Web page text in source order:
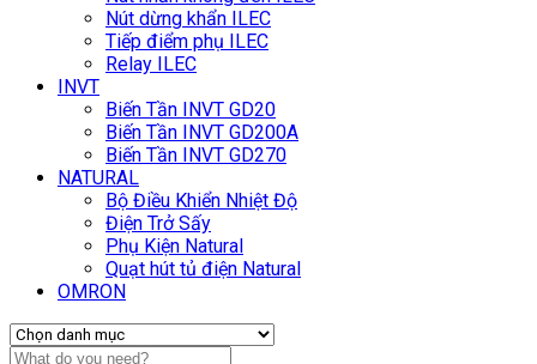
Nút dừng khẩn ILEC
Tiếp điểm phụ ILEC
Relay ILEC
INVT
Biến Tần INVT GD20
Biến Tần INVT GD200A
Biến Tần INVT GD270
NATURAL
Bộ Điều Khiển Nhiệt Độ
Điện Trở Sấy
Phụ Kiện Natural
Quạt hút tủ điện Natural
OMRON